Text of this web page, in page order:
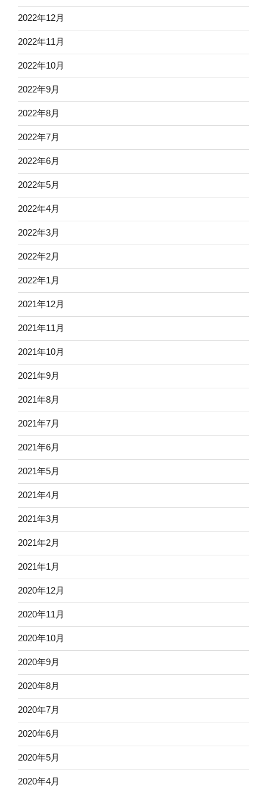
2022年12月
2022年11月
2022年10月
2022年9月
2022年8月
2022年7月
2022年6月
2022年5月
2022年4月
2022年3月
2022年2月
2022年1月
2021年12月
2021年11月
2021年10月
2021年9月
2021年8月
2021年7月
2021年6月
2021年5月
2021年4月
2021年3月
2021年2月
2021年1月
2020年12月
2020年11月
2020年10月
2020年9月
2020年8月
2020年7月
2020年6月
2020年5月
2020年4月